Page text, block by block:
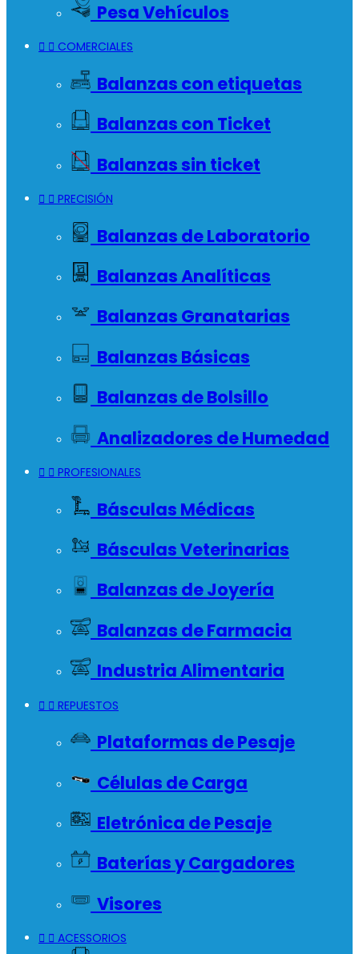
Pesa Vehículos
  COMERCIALES
Balanzas con etiquetas
Balanzas con Ticket
Balanzas sin ticket
  PRECISIÓN
Balanzas de Laboratorio
Balanzas Analíticas
Balanzas Granatarias
Balanzas Básicas
Balanzas de Bolsillo
Analizadores de Humedad
  PROFESIONALES
Básculas Médicas
Básculas Veterinarias
Balanzas de Joyería
Balanzas de Farmacia
Industria Alimentaria
  REPUESTOS
Plataformas de Pesaje
Células de Carga
Eletrónica de Pesaje
Baterías y Cargadores
Visores
  ACESSORIOS